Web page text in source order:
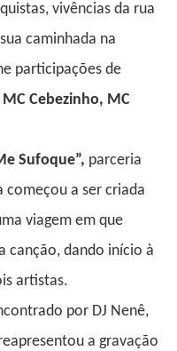
vivências da rua
caminhada na
participações de
MC Cebezinho, MC
Sufoque”, parceria
começou a ser criada
viagem em que
canção, dando início à
artistas.
por DJ Nenê,
a gravação